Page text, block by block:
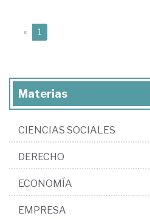
« 1
Materias
CIENCIAS SOCIALES
DERECHO
ECONOMÍA
EMPRESA